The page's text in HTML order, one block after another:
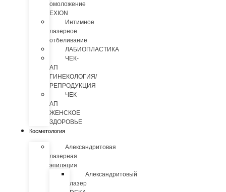
омоложение
EXION
Интимное
лазерное
отбеливание
ЛАБИОПЛАСТИКА
ЧЕК-
АП
ГИНЕКОЛОГИЯ/
РЕПРОДУКЦИЯ
ЧЕК-
АП
ЖЕНСКОЕ
ЗДОРОВЬЕ
Косметология
Александритовая
лазерная
эпиляция
Александритовый
лазер